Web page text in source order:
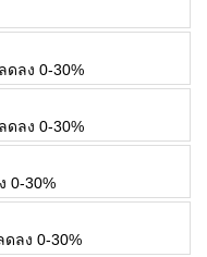
ดลง 0-30%
ดลง 0-30%
0-30%
ดลง 0-30%